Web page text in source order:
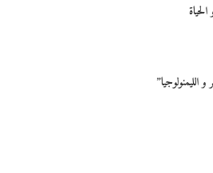
الليمنولوجيا”